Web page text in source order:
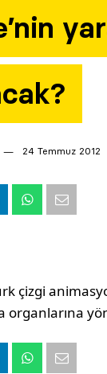
24 Temmuz 2012
çizgi
organlarına